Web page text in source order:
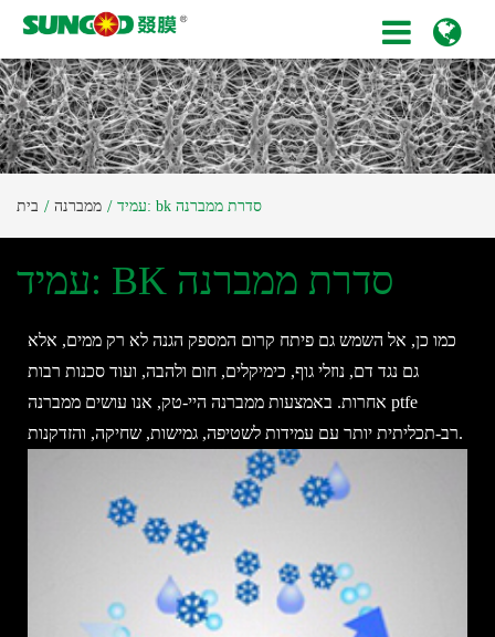
בית ממברנה עמיד: bk סדרת ממברנה
עמיד: BK סדרת ממברנה
כמו כן, אל השמש גם פיתח קרום המספק הגנה לא רק ממים, אלא
גם נגד דם, נוזלי גוף, כימיקלים, חום ולהבה, ועוד סכנות רבות
אחרות. באמצעות ממברנה היי-טק, אנו עושים ממברנה ptfe
רב-תכליתית יותר עם עמידות לשטיפה, גמישות, שחיקה, והזדקנות.